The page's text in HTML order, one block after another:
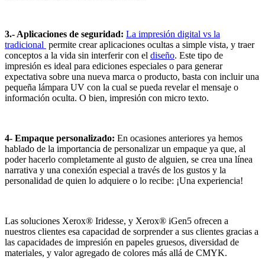
3.- Aplicaciones de seguridad: La impresión digital vs la
tradicional permite crear aplicaciones ocultas a simple vista, y traer
conceptos a la vida sin interferir con el diseño. Este tipo de
impresión es ideal para ediciones especiales o para generar
expectativa sobre una nueva marca o producto, basta con incluir una
pequeña lámpara UV con la cual se pueda revelar el mensaje o
información oculta. O bien, impresión con micro texto.
4- Empaque personalizado: En ocasiones anteriores ya hemos
hablado de la importancia de personalizar un empaque ya que, al
poder hacerlo completamente al gusto de alguien, se crea una línea
narrativa y una conexión especial a través de los gustos y la
personalidad de quien lo adquiere o lo recibe: ¡Una experiencia!
Las soluciones Xerox® Iridesse, y Xerox® iGen5 ofrecen a
nuestros clientes esa capacidad de sorprender a sus clientes gracias a
las capacidades de impresión en papeles gruesos, diversidad de
materiales, y valor agregado de colores más allá de CMYK.